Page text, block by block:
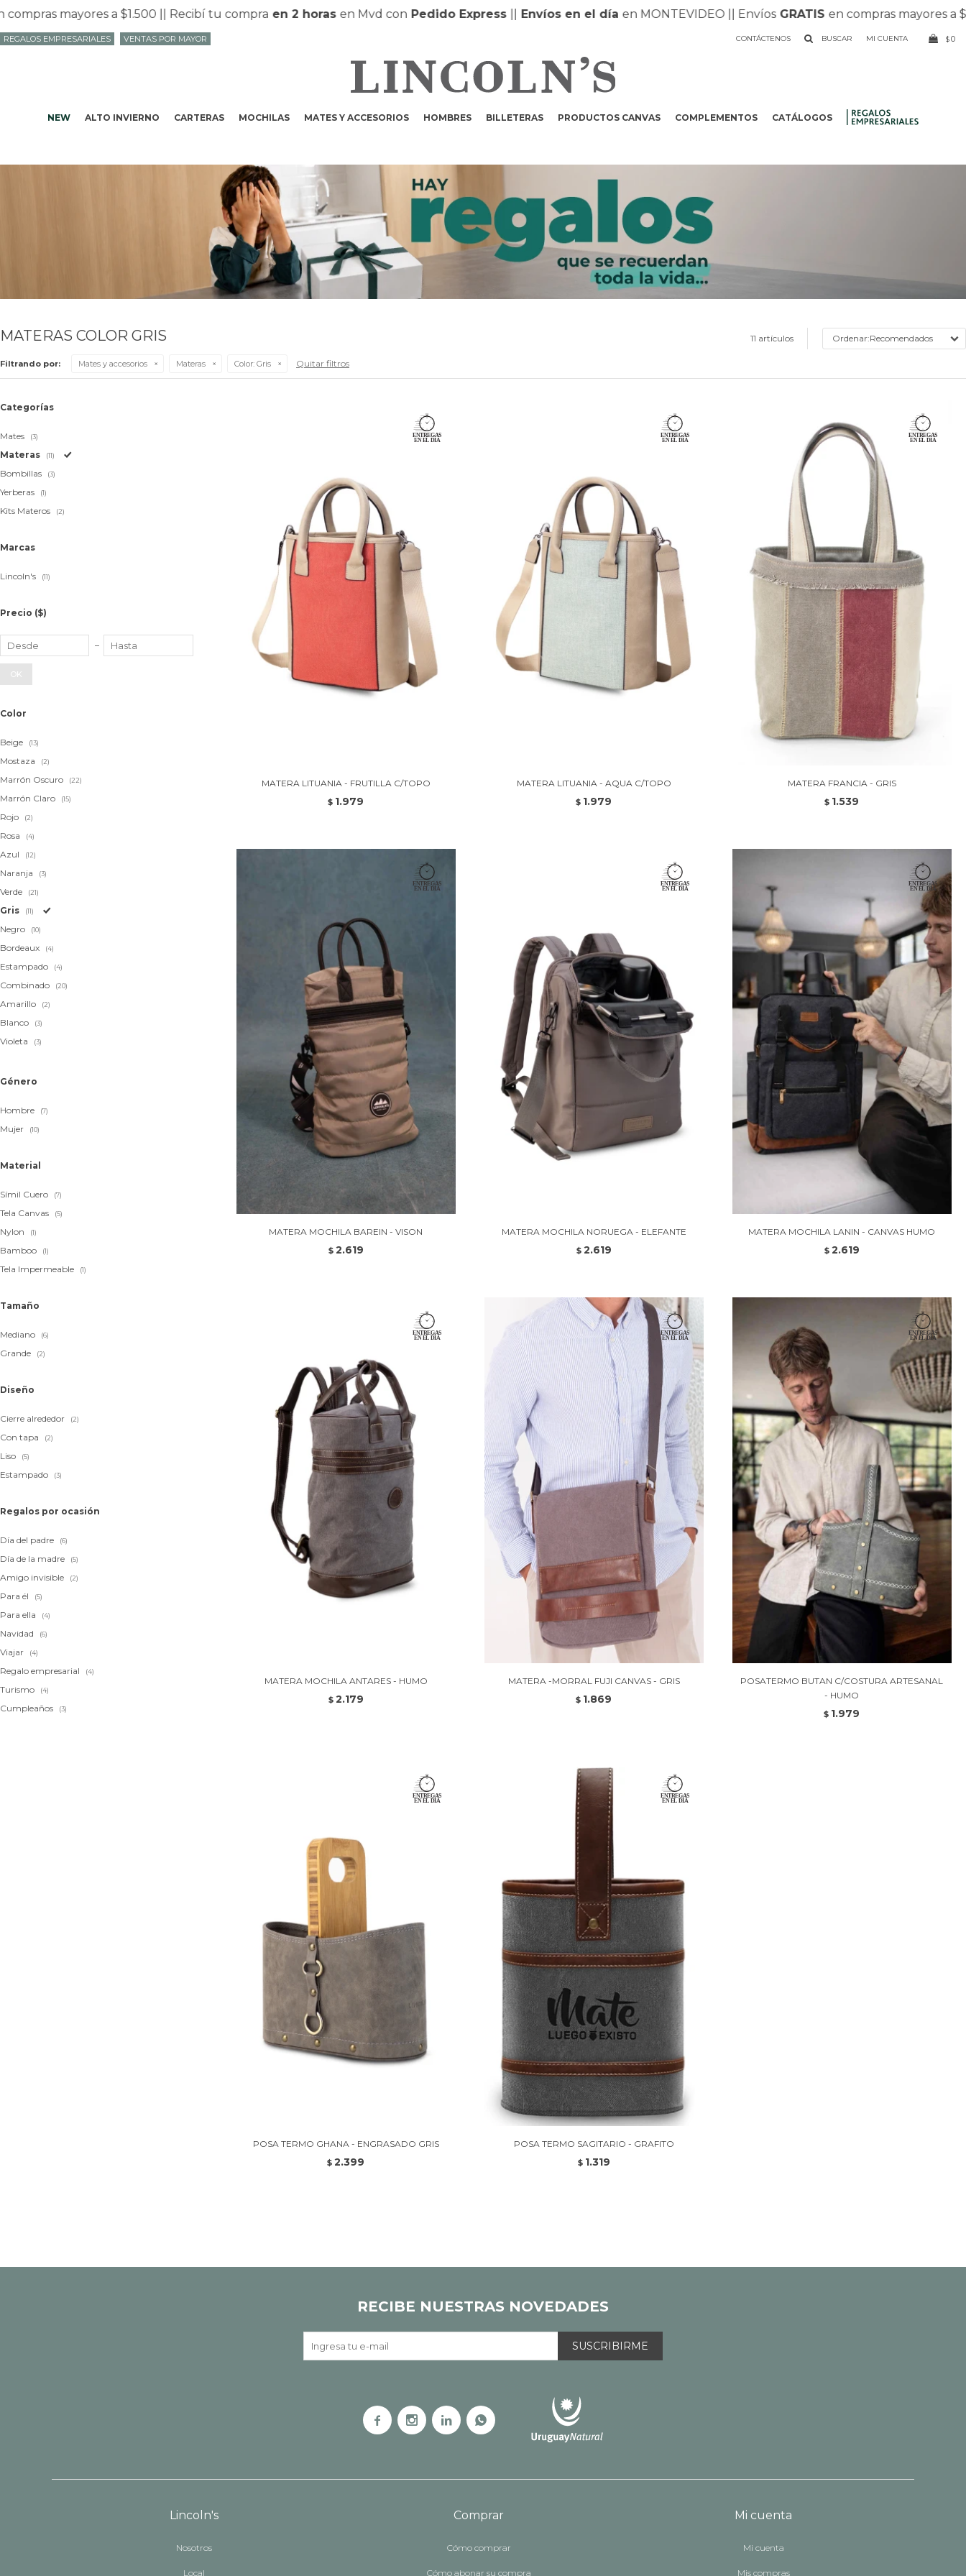
mayores a $1.500 | | Recibí tu compra en 2 horasen Mvd conPedido Express||Envíos en el díaen MONTEVIDEO || Envíos GRATISen compras mayores a $1.500 | |
NEW ALTO INVIERNO CARTERAS MOCHILAS MATES Y ACCESORIOS HOMBRES BILLETERAS PRODUCTOS CANVAS COMPLEMENTOS CATÁLOGOS
CONTÁCTENOS $0
REGALOS EMPRESARIALES VENTAS POR MAYOR
MATERAS COLOR GRIS 11 artículos Recomendados
Filtrando por: Mates y accesorios Materas Color: Gris Quitar filtros
MATERA LITUANIA - FRUTILLA C/TOPO
$ 1.979
MATERA LITUANIA - AQUA C/TOPO
$ 1.979
MATERA FRANCIA - GRIS
$ 1.539
MATERA MOCHILA BAREIN - VISON
$ 2.619
MATERA MOCHILA NORUEGA - ELEFANTE
$ 2.619
MATERA MOCHILA LANIN - CANVAS HUMO
$ 2.619
MATERA MOCHILA ANTARES - HUMO
$ 2.179
MATERA -MORRAL FUJI CANVAS - GRIS
$ 1.869
POSATERMO BUTAN C/COSTURA ARTESANAL
- HUMO
$ 1.979
POSA TERMO GHANA - ENGRASADO GRIS
$ 2.399
POSA TERMO SAGITARIO - GRAFITO
$ 1.319
Categorías
Mates (3)
Materas (11)
Bombillas (3)
Yerberas (1)
Kits Materos (2)
Marcas
Lincoln's (11)
Precio ($)
OK
Color
Beige (13)
Mostaza (2)
Marrón Oscuro (22)
Marrón Claro (15)
Rojo (2)
Rosa (4)
Azul (12)
Naranja (3)
Verde (21)
Gris (11)
Negro (10)
Bordeaux (4)
Estampado (4)
Combinado (20)
Amarillo (2)
Blanco (3)
Violeta (3)
Género
Hombre (7)
Mujer (10)
Material
Símil Cuero (7)
Tela Canvas (5)
Nylon (1)
Bamboo (1)
Tela Impermeable (1)
Tamaño
Mediano (6)
Grande (2)
Diseño
Cierre alrededor (2)
Con tapa (2)
Liso (5)
Estampado (3)
Regalos por ocasión
Día del padre (6)
Día de la madre (5)
Amigo invisible (2)
Para él (5)
Para ella (4)
Navidad (6)
Viajar (4)
Regalo empresarial (4)
Turismo (4)
Cumpleaños (3)
Lincoln's
Nosotros
Local
Comprar
Cómo comprar
Cómo abonar su compra
Mi cuenta
Mi cuenta
Mis compras
RECIBE NUESTRAS NOVEDADES
SUSCRIBIRME
   